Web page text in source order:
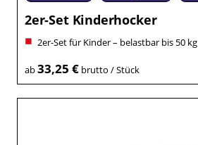
2er-Set Kinderhocker
2er-Set für Kinder – belastbar bis 50 kg
ab33,25 €brutto / Stück